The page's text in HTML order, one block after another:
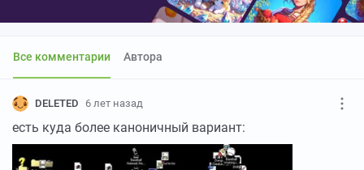
Все комментарии Автора
DELETED 6 лет назад
есть куда более каноничный вариант: